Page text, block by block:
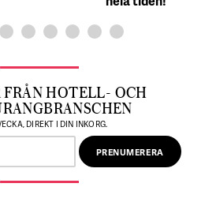
HOTELL- OCH
DIREKT I DIN INKORG.